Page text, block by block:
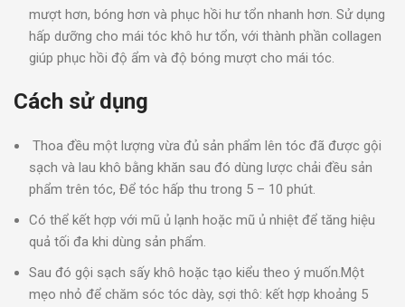
mượt hơn, bóng hơn và phục hồi hư tổn nhanh hơn. Sử dụng
hấp dưỡng cho mái tóc khô hư tổn, với thành phần collagen
giúp phục hồi độ ẩm và độ bóng mượt cho mái tóc.
Cách sử dụng
Thoa đều một lượng vừa đủ sản phẩm lên tóc đã được gội
sạch và lau khô bằng khăn sau đó dùng lược chải đều sản
phẩm trên tóc, Để tóc hấp thu trong 5 – 10 phút.
Có thể kết hợp với mũ ủ lạnh hoặc mũ ủ nhiệt để tăng hiệu
quả tối đa khi dùng sản phẩm.
Sau đó gội sạch sấy khô hoặc tạo kiểu theo ý muốn.Một
mẹo nhỏ để chăm sóc tóc dày, sợi thô: kết hợp khoảng 5